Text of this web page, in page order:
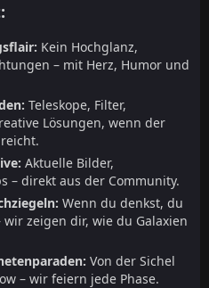
Kein Hochglanz,
– mit Herz, Humor und
Teleskope, Filter,
Lösungen, wenn der
Aktuelle Bilder,
– direkt aus der Community.
Wenn du denkst, du
zeigen dir, wie du Galaxien
Von der Sichel
– wir feiern jede Phase.